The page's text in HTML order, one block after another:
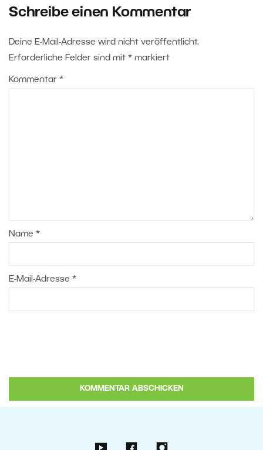
Schreibe einen Kommentar
Deine E-Mail-Adresse wird nicht veröffentlicht.
Erforderliche Felder sind mit * markiert
Kommentar *
Name *
E-Mail-Adresse *